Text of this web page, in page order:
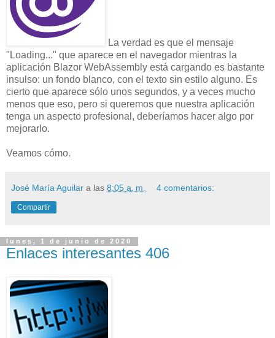
La verdad es que el mensaje
"Loading..." que aparece en el navegador mientras la
aplicación Blazor WebAssembly está cargando es bastante
insulso: un fondo blanco, con el texto sin estilo alguno. Es
cierto que aparece sólo unos segundos, y a veces mucho
menos que eso, pero si queremos que nuestra aplicación
tenga un aspecto profesional, deberíamos hacer algo por
mejorarlo.
Veamos cómo.
José María Aguilar a las 8:05 a. m. 4 comentarios:
Compartir
lunes, 1 de junio de 2020
Enlaces interesantes 406